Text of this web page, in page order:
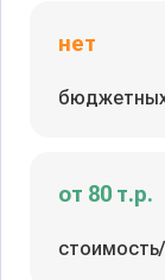
нет
от 80 т.р.